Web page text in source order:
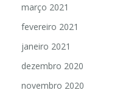
março 2021
fevereiro 2021
janeiro 2021
dezembro 2020
novembro 2020